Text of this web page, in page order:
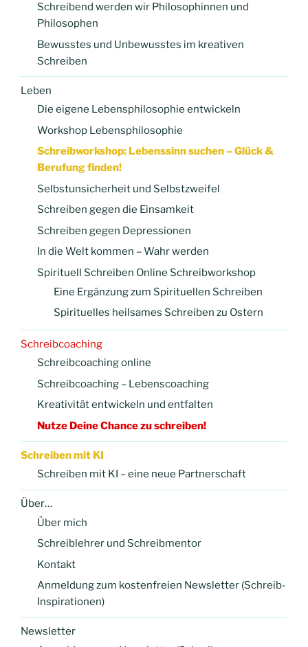
Schreibend werden wir Philosophinnen und
Philosophen
Bewusstes und Unbewusstes im kreativen
Schreiben
Leben
Die eigene Lebensphilosophie entwickeln
Workshop Lebensphilosophie
Schreibworkshop: Lebenssinn suchen – Glück &
Berufung finden!
Selbstunsicherheit und Selbstzweifel
Schreiben gegen die Einsamkeit
Schreiben gegen Depressionen
In die Welt kommen – Wahr werden
Spirituell Schreiben Online Schreibworkshop
Eine Ergänzung zum Spirituellen Schreiben
Spirituelles heilsames Schreiben zu Ostern
Schreibcoaching
Schreibcoaching online
Schreibcoaching – Lebenscoaching
Kreativität entwickeln und entfalten
Nutze Deine Chance zu schreiben!
Schreiben mit KI
Schreiben mit KI – eine neue Partnerschaft
Über…
Über mich
Schreiblehrer und Schreibmentor
Kontakt
Anmeldung zum kostenfreien Newsletter (Schreib-
Inspirationen)
Newsletter